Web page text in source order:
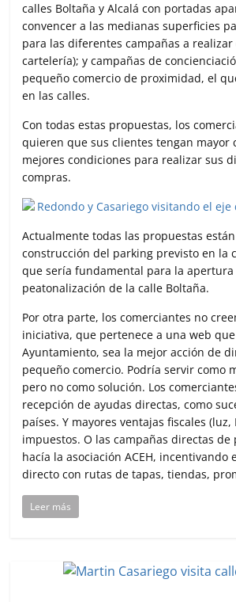
calles Boltaña y Alcalá con portadas
convencer a las medianas superficies
para las diferentes campañas a
cartelería); y campañas de
pequeño comercio de proximidad, el
en las calles.
Con todas estas propuestas, los
quieren que sus clientes tengan mayor
mejores condiciones para realizar sus
compras.
Actualmente todas las propuestas
construcción del parking previsto en la
que sería fundamental para la apertura
peatonalización de la calle Boltaña.
Por otra parte, los comerciantes no
iniciativa, que pertenece a una web
Ayuntamiento, sea la mejor acción de
pequeño comercio. Podría servir como
pero no como solución. Los
recepción de ayudas directas, como
países. Y mayores ventajas fiscales
impuestos. O las campañas directas
hacía la asociación ACEH, incentivando
directo con rutas de tapas, tiendas,
Leer más